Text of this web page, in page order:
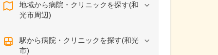
地域から病院・クリニックを探す(和
光市周辺)
駅から病院・クリニックを探す(和光
市)